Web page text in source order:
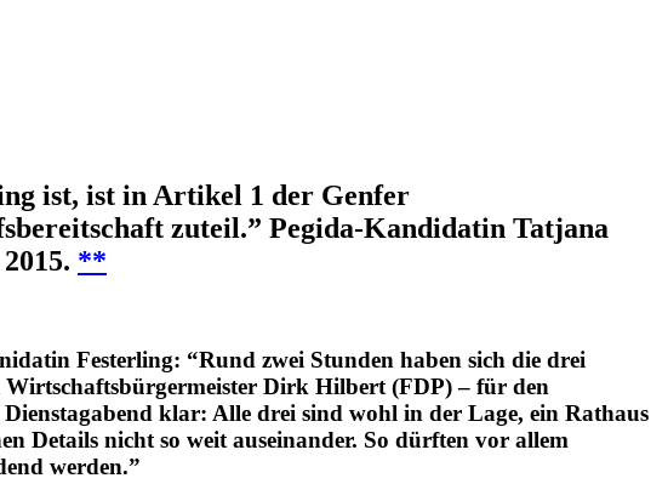
ist, ist in Artikel 1 der Genfer
zuteil.” Pegida-Kandidatin Tatjana
**
Festerling: “Rund zwei Stunden haben sich die drei
Dirk Hilbert (FDP) – für den
klar: Alle drei sind wohl in der Lage, ein Rathaus
Details nicht so weit auseinander. So dürften vor allem
werden.”